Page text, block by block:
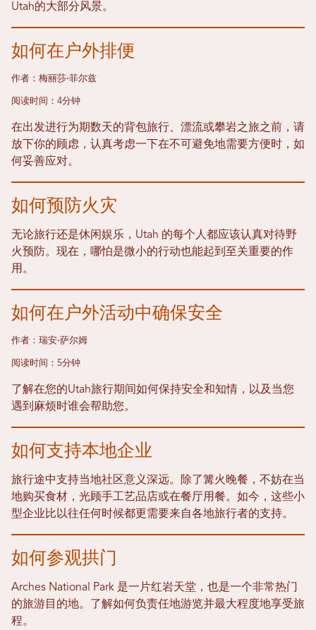
Utah的大部分风景。
如何在户外排便
作者：梅丽莎·菲尔兹
阅读时间：4分钟
在出发进行为期数天的背包旅行、漂流或攀岩之旅之前，请
放下你的顾虑，认真考虑一下在不可避免地需要方便时，如
何妥善应对。
如何预防火灾
无论旅行还是休闲娱乐，Utah 的每个人都应该认真对待野
火预防。现在，哪怕是微小的行动也能起到至关重要的作
用。
如何在户外活动中确保安全
作者：瑞安·萨尔姆
阅读时间：5分钟
了解在您的Utah旅行期间如何保持安全和知情，以及当您
遇到麻烦时谁会帮助您。
如何支持本地企业
旅行途中支持当地社区意义深远。除了篝火晚餐，不妨在当
地购买食材，光顾手工艺品店或在餐厅用餐。如今，这些小
型企业比以往任何时候都更需要来自各地旅行者的支持。
如何参观拱门
Arches National Park 是一片红岩天堂，也是一个非常热门
的旅游目的地。了解如何负责任地游览并最大程度地享受旅
程。